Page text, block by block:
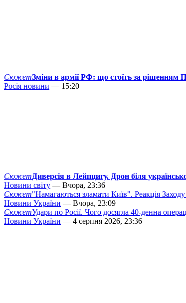
СюжетЗміни в армії РФ: що стоїть за рішенням
Росія новини — 15:20
СюжетДиверсія в Лейпцигу. Дрон біля
Новини світу — Вчора, 23:36
Сюжет"Намагаються зламати Київ". Реакція
Новини України — Вчора, 23:09
СюжетУдари по Росії. Чого досягла 40-денна
Новини України — 4 серпня 2026, 23:36